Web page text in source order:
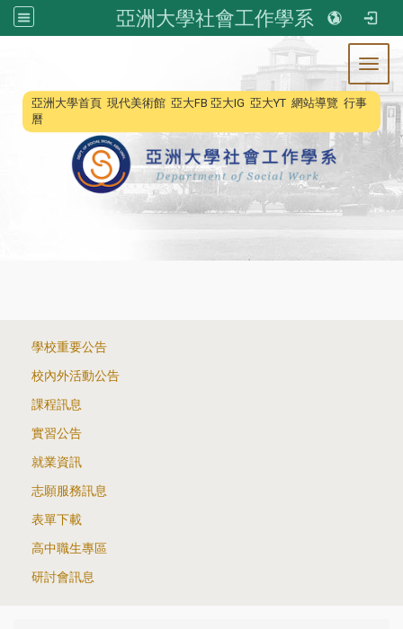
亞洲大學社會工作學系
::: 亞洲大學首頁 現代美術館 亞大FB 亞大IG 亞大YT 網站導覽 行事
曆
學校重要公告
校內外活動公告
課程訊息
實習公告
就業資訊
志願服務訊息
表單下載
高中職生專區
研討會訊息